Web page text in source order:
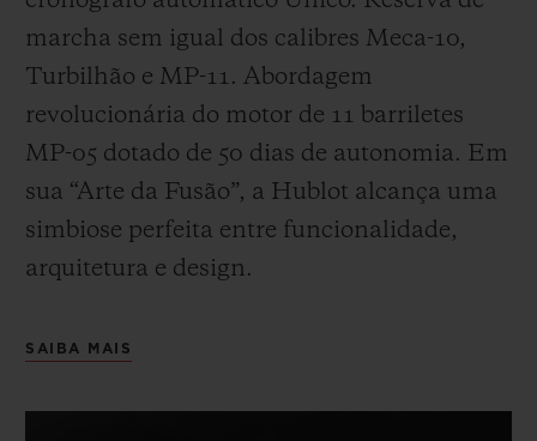
marcha sem igual dos calibres Meca-10,
Turbilhão e MP-11. Abordagem
revolucionária do motor de 11 barriletes
MP-05 dotado de 50 dias de autonomia. Em
sua “Arte da Fusão”, a Hublot alcança uma
simbiose perfeita entre funcionalidade,
arquitetura e design.
SAIBA MAIS